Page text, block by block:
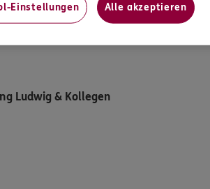
Ludwig & Kollegen
Einstellungen Alle akzeptieren